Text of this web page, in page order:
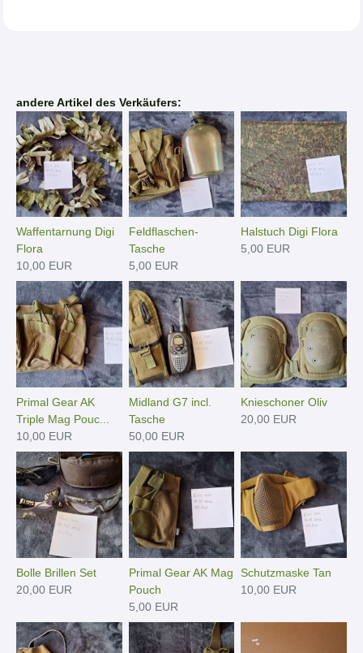
andere Artikel des Verkäufers:
Waffentarnung Digi
Flora
10,00 EUR
Feldflaschen-
Tasche
5,00 EUR
Halstuch Digi Flora
5,00 EUR
Primal Gear AK
Triple Mag Pouc...
10,00 EUR
Midland G7 incl.
Tasche
50,00 EUR
Knieschoner Oliv
20,00 EUR
Bolle Brillen Set
20,00 EUR
Primal Gear AK Mag
Pouch
5,00 EUR
Schutzmaske Tan
10,00 EUR